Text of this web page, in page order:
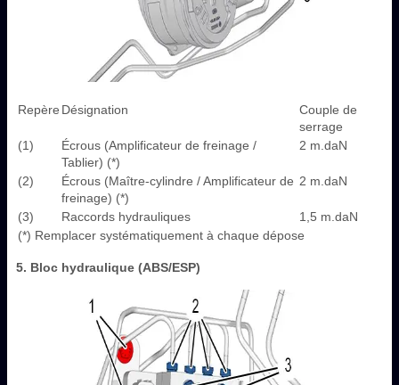
Repère Désignation
Couple de
serrage
(1)
Écrous (Amplificateur de freinage /
Tablier) (*)
2 m.daN
(2)
Écrous (Maître-cylindre / Amplificateur de
freinage) (*)
2 m.daN
(3) Raccords hydrauliques
1,5 m.daN
(*) Remplacer systématiquement à chaque dépose
5. Bloc hydraulique (ABS/ESP)